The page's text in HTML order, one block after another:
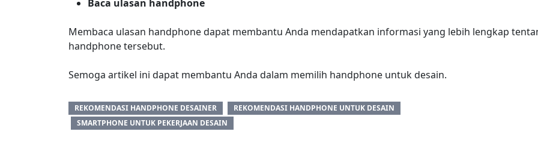
Baca ulasan handphone
Membaca ulasan handphone dapat membantu Anda mendapatkan informasi yang lebih lengkap
handphone tersebut.
Semoga artikel ini dapat membantu Anda dalam memilih handphone untuk desain.
REKOMENDASI HANDPHONE DESAINER
REKOMENDASI HANDPHONE UNTUK DESAIN
SMARTPHONE UNTUK PEKERJAAN DESAIN